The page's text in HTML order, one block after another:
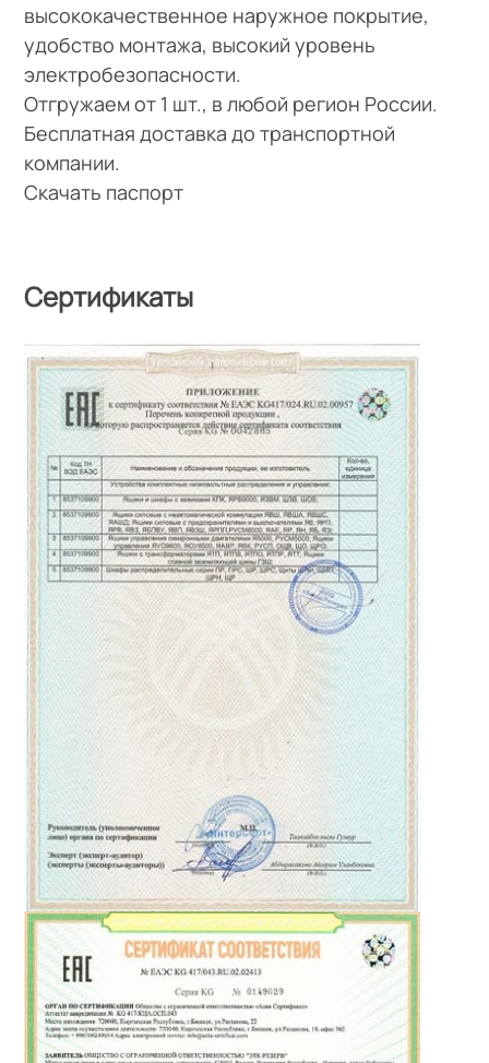
высококачественное наружное покрытие,
удобство монтажа, высокий уровень
электробезопасности.
Отгружаем от 1 шт., в любой регион России.
Бесплатная доставка до транспортной
компании.
Скачать паспорт
Сертификаты